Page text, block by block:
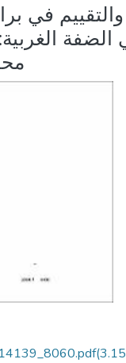
والتقييم في
الضفة